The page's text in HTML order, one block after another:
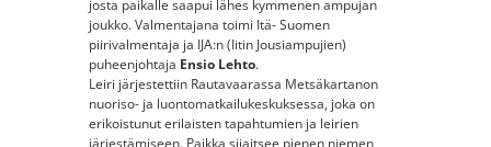
josta paikalle saapui lähes kymmenen ampujan
joukko. Valmentajana toimi Itä- Suomen
piirivalmentaja ja IJA:n (Iitin Jousiampujien)
puheenjohtaja Ensio Lehto.
Leiri järjestettiin Rautavaarassa Metsäkartanon
nuoriso- ja luontomatkailukeskuksessa, joka on
erikoistunut erilaisten tapahtumien ja leirien
järjestämiseen. Paikka sijaitsee pienen niemen